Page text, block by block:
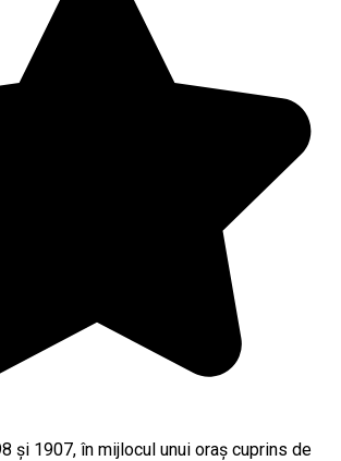
și 1907, în mijlocul unui oraș cuprins de